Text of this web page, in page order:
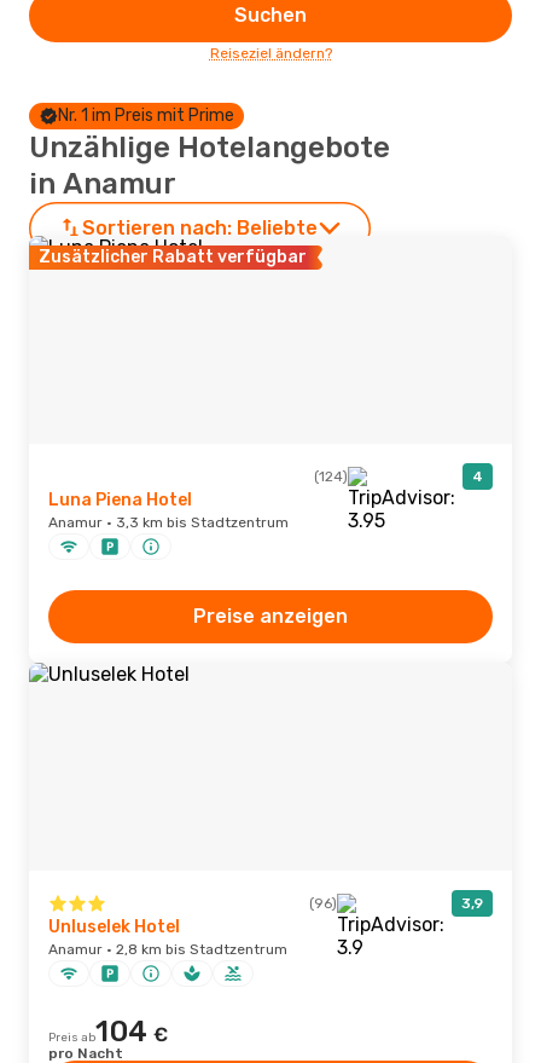
Suchen
Reiseziel ändern?
Nr. 1 im Preis mit Prime
Unzählige Hotelangebote
in Anamur
Sortieren nach: Beliebte
Zusätzlicher Rabatt verfügbar
(124) 4
Luna Piena Hotel
Anamur · 3,3 km bis Stadtzentrum
Preise anzeigen
(96) 3,9
Unluselek Hotel
Anamur · 2,8 km bis Stadtzentrum
Preis ab104 €
pro Nacht